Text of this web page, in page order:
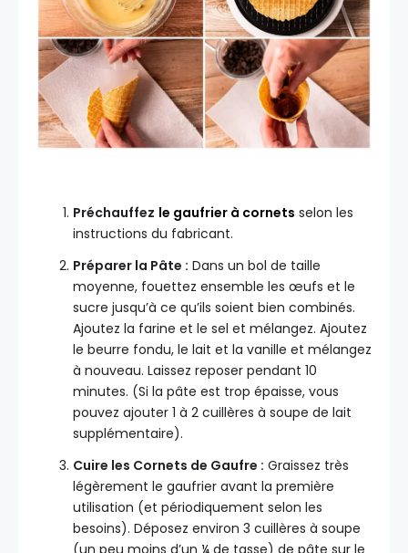
Préchauffez le gaufrier à cornets selon les
instructions du fabricant.
Préparer la Pâte : Dans un bol de taille
moyenne, fouettez ensemble les œufs et le
sucre jusqu’à ce qu’ils soient bien combinés.
Ajoutez la farine et le sel et mélangez. Ajoutez
le beurre fondu, le lait et la vanille et mélangez
à nouveau. Laissez reposer pendant 10
minutes. (Si la pâte est trop épaisse, vous
pouvez ajouter 1 à 2 cuillères à soupe de lait
supplémentaire).
Cuire les Cornets de Gaufre : Graissez très
légèrement le gaufrier avant la première
utilisation (et périodiquement selon les
besoins). Déposez environ 3 cuillères à soupe